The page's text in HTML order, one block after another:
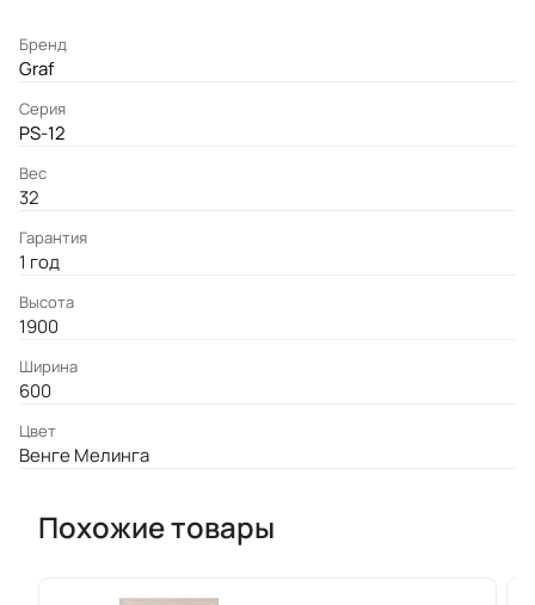
Бренд
Graf
Серия
PS-12
Вес
32
Гарантия
1 год
Высота
1900
Ширина
600
Цвет
Венге Мелинга
Похожие товары